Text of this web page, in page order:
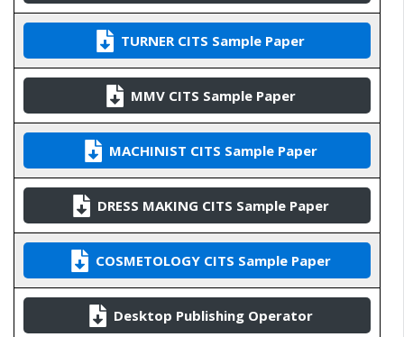
TURNER CITS Sample Paper
MMV CITS Sample Paper
MACHINIST CITS Sample Paper
DRESS MAKING CITS Sample Paper
COSMETOLOGY CITS Sample Paper
Desktop Publishing Operator